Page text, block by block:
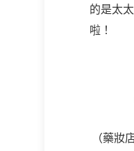
的是太
啦！
（藥妝